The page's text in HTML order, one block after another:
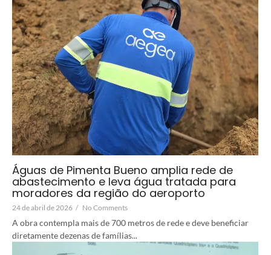
Águas de Pimenta Bueno amplia rede de
abastecimento e leva água tratada para
moradores da região do aeroporto
24 de abril de 2026 / No Comments
A obra contempla mais de 700 metros de rede e deve beneficiar
diretamente dezenas de famílias...